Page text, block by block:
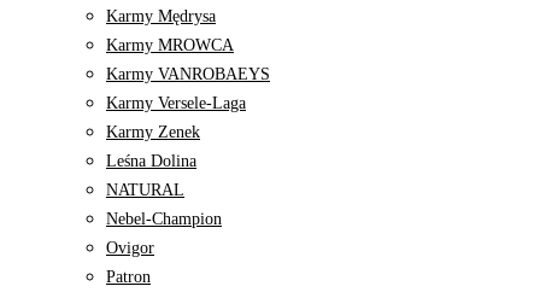
Karmy Mędrysa
Karmy MROWCA
Karmy VANROBAEYS
Karmy Versele-Laga
Karmy Zenek
Leśna Dolina
NATURAL
Nebel-Champion
Ovigor
Patron